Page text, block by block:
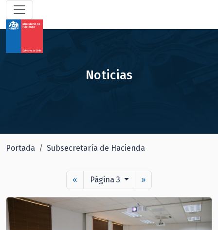
Noticias
Portada Subsecretaría de Hacienda
« Página 3 »